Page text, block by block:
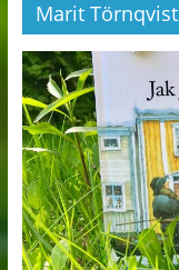
Marit Törnqvist